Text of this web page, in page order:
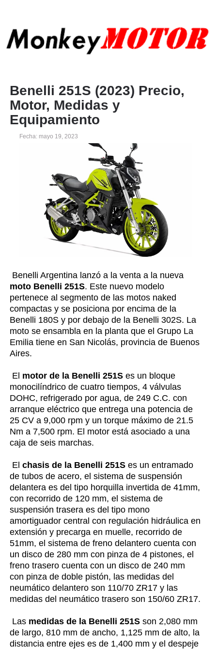
Benelli 251S (2023) Precio,
Motor, Medidas y
Equipamiento
Fecha: mayo 19, 2023
Benelli Argentina lanzó a la venta a la nueva
moto Benelli 251S. Este nuevo modelo
pertenece al segmento de las motos naked
compactas y se posiciona por encima de la
Benelli 180S y por debajo de la Benelli 302S. La
moto se ensambla en la planta que el Grupo La
Emilia tiene en San Nicolás, provincia de Buenos
Aires.
El motor de la Benelli 251S es un bloque
monocilíndrico de cuatro tiempos, 4 válvulas
DOHC, refrigerado por agua, de 249 C.C. con
arranque eléctrico que entrega una potencia de
25 CV a 9,000 rpm y un torque máximo de 21.5
Nm a 7,500 rpm. El motor está asociado a una
caja de seis marchas.
El chasis de la Benelli 251S es un entramado
de tubos de acero, el sistema de suspensión
delantera es del tipo horquilla invertida de 41mm,
con recorrido de 120 mm, el sistema de
suspensión trasera es del tipo mono
amortiguador central con regulación hidráulica en
extensión y precarga en muelle, recorrido de
51mm, el sistema de freno delantero cuenta con
un disco de 280 mm con pinza de 4 pistones, el
freno trasero cuenta con un disco de 240 mm
con pinza de doble pistón, las medidas del
neumático delantero son 110/70 ZR17 y las
medidas del neumático trasero son 150/60 ZR17.
Las medidas de la Benelli 251S son 2,080 mm
de largo, 810 mm de ancho, 1,125 mm de alto, la
distancia entre ejes es de 1,400 mm y el despeje